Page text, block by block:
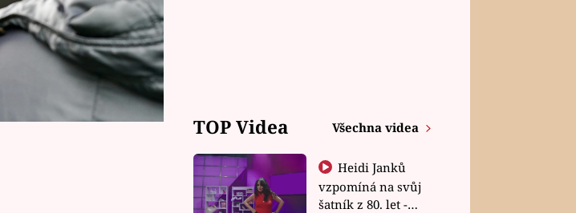
TOP Videa Všechna videa
Heidi Janků
vzpomíná na svůj
šatník z 80. let -